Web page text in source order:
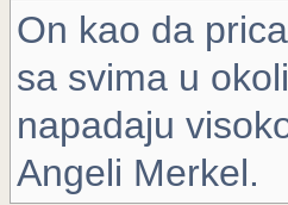
On kao da
sa svima u
napadaju
Angeli Merkel.